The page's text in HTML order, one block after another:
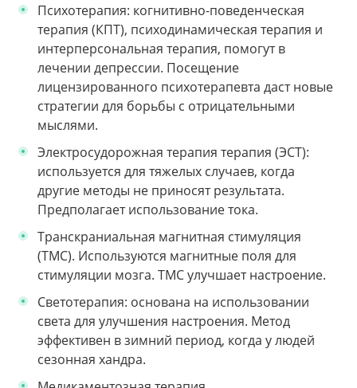
Психотерапия: когнитивно-поведенческая
терапия (КПТ), психодинамическая терапия и
интерперсональная терапия, помогут в
лечении депрессии. Посещение
лицензированного психотерапевта даст новые
стратегии для борьбы с отрицательными
мыслями.
Электросудорожная терапия терапия (ЭСТ):
используется для тяжелых случаев, когда
другие методы не приносят результата.
Предполагает использование тока.
Транскраниальная магнитная стимуляция
(ТМС). Используются магнитные поля для
стимуляции мозга. ТМС улучшает настроение.
Светотерапия: основана на использовании
света для улучшения настроения. Метод
эффективен в зимний период, когда у людей
сезонная хандра.